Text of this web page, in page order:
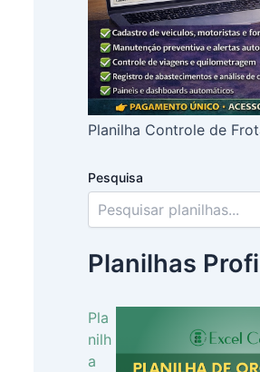
Planilha Controle de
Pesquisa
Planilhas
Pla
nilh
a